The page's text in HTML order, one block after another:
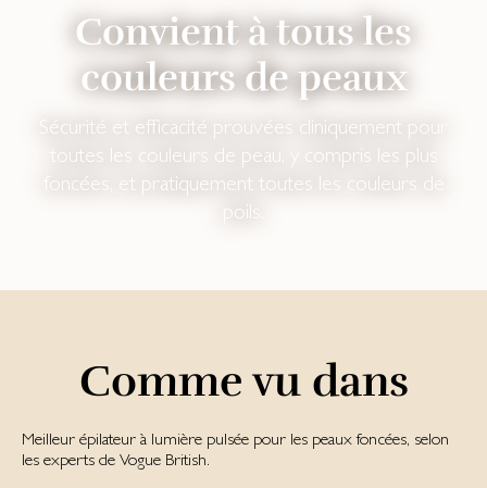
Convient à tous les
couleurs de peaux
Sécurité et efficacité prouvées cliniquement pour
toutes les couleurs de peau, y compris les plus
foncées, et pratiquement toutes les couleurs de
poils.
Comme vu dans
Meil­leur épi­la­teur à lumi­ère pul­sée pour les peaux fon­cées, se­lon
les ex­perts de Vogue Brit­ish.